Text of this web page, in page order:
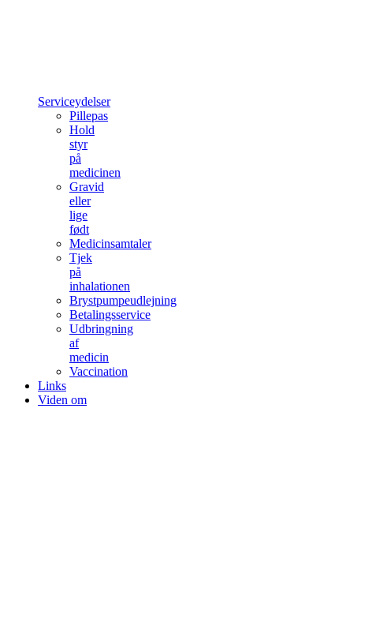
Serviceydelser
Pillepas
Hold
styr
på
medicinen
Gravid
eller
lige
født
Medicinsamtaler
Tjek
på
inhalationen
Brystpumpeudlejning
Betalingsservice
Udbringning
af
medicin
Vaccination
Links
Viden om